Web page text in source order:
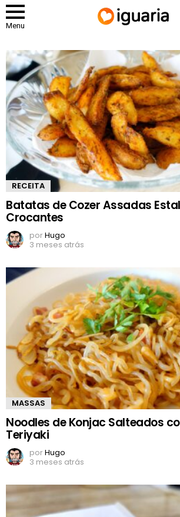
Menu
MAIS
ARTIGOS
RECEITA
Batatas de Cozer Assadas
Crocantes
porHugo
3 meses atrás
MASSAS
Noodles de Konjac Salteados
Teriyaki
porHugo
3 meses atrás